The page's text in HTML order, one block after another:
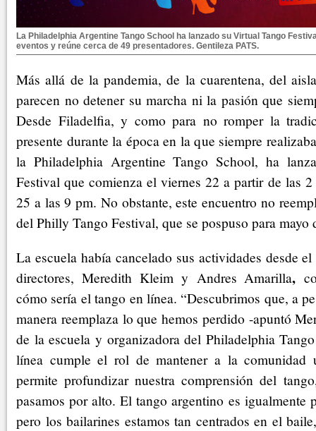
La Philadelphia Argentine Tango School ha lanzado su Virtual Tango
eventos y reúne cerca de 49 presentadores. Gentileza PATS.
Más allá de la pandemia, de la cuarentena, del
parecen no detener su marcha ni la pasión que
Desde Filadelfia, y como para no romper la
presente durante la época en la que siempre
la Philadelphia Argentine Tango School, ha
Festival que comienza el viernes 22 a partir de las
25 a las 9 pm. No obstante, este encuentro no
del Philly Tango Festival, que se pospuso para mayo
La escuela había cancelado sus actividades desde
directores, Meredith Kleim y Andres Amarilla,
cómo sería el tango en línea. “Descubrimos que, a
manera reemplaza lo que hemos perdido -apuntó
de la escuela y organizadora del Philadelphia
línea cumple el rol de mantener a la comunidad
permite profundizar nuestra comprensión del
pasamos por alto. El tango argentino es igualmente
pero los bailarines estamos tan centrados en el